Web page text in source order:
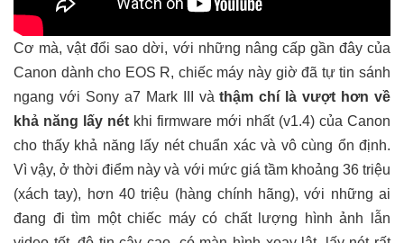
Cơ mà, vật đổi sao dời, với những nâng cấp gần đây của
Canon dành cho EOS R, chiếc máy này giờ đã tự tin sánh
ngang với Sony a7 Mark III vàthậm chí là vượt hơn về
khả năng lấy nét khi firmware mới nhất (v1.4) của Canon
cho thấy khả năng lấy nét chuẩn xác và vô cùng ổn định.
Vì vậy, ở thời điểm này và với mức giá tầm khoảng 36 triệu
(xách tay), hơn 40 triệu (hàng chính hãng), với những ai
đang đi tìm một chiếc máy có chất lượng hình ảnh lẫn